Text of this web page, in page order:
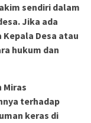
sendiri dalam
Jika ada
Desa atau
hukum dan
Miras
terhadap
keras di